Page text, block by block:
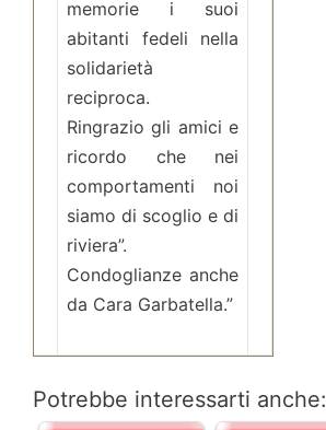
memorie i suoi
abitanti fedeli nella
solidarietà
reciproca.
Ringrazio gli amici e
ricordo che nei
comportamenti noi
siamo di scoglio e di
riviera”.
Condoglianze anche
da Cara Garbatella.”
Potrebbe interessarti anche: